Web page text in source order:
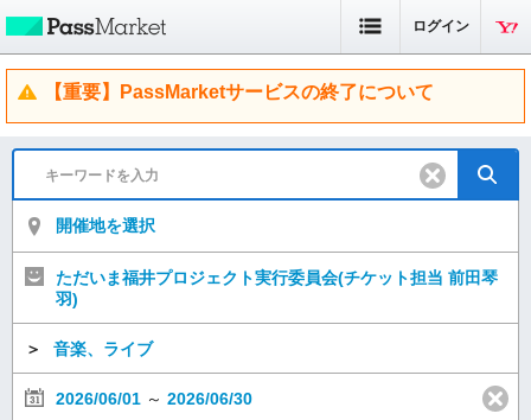
ログイン
【重要】PassMarketサービスの終了について
開催地を選択
ただいま福井プロジェクト実行委員会(チケット担当 前田琴
羽)
＞ 音楽、ライブ
2026/06/01 ～ 2026/06/30